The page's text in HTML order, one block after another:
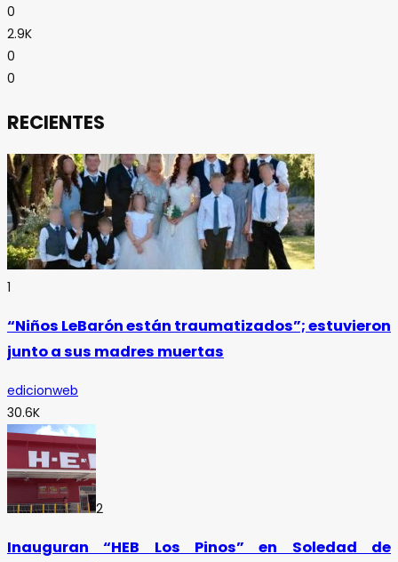
0
2.9K
0
0
RECIENTES
1
“Niños LeBarón están traumatizados”; estuvieron
junto a sus madres muertas
edicionweb
30.6K
2
Inauguran “HEB Los Pinos” en Soledad de